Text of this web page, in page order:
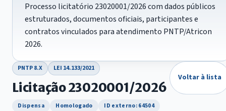
Processo licitatório 23020001/2026 com dados públicos
estruturados, documentos oficiais, participantes e
contratos vinculados para atendimento PNTP/Atricon
2026.
PNTP 8.X LEI 14.133/2021
Licitação 23020001/2026
Dispensa Homologado ID externo: 64504
Voltar à lista